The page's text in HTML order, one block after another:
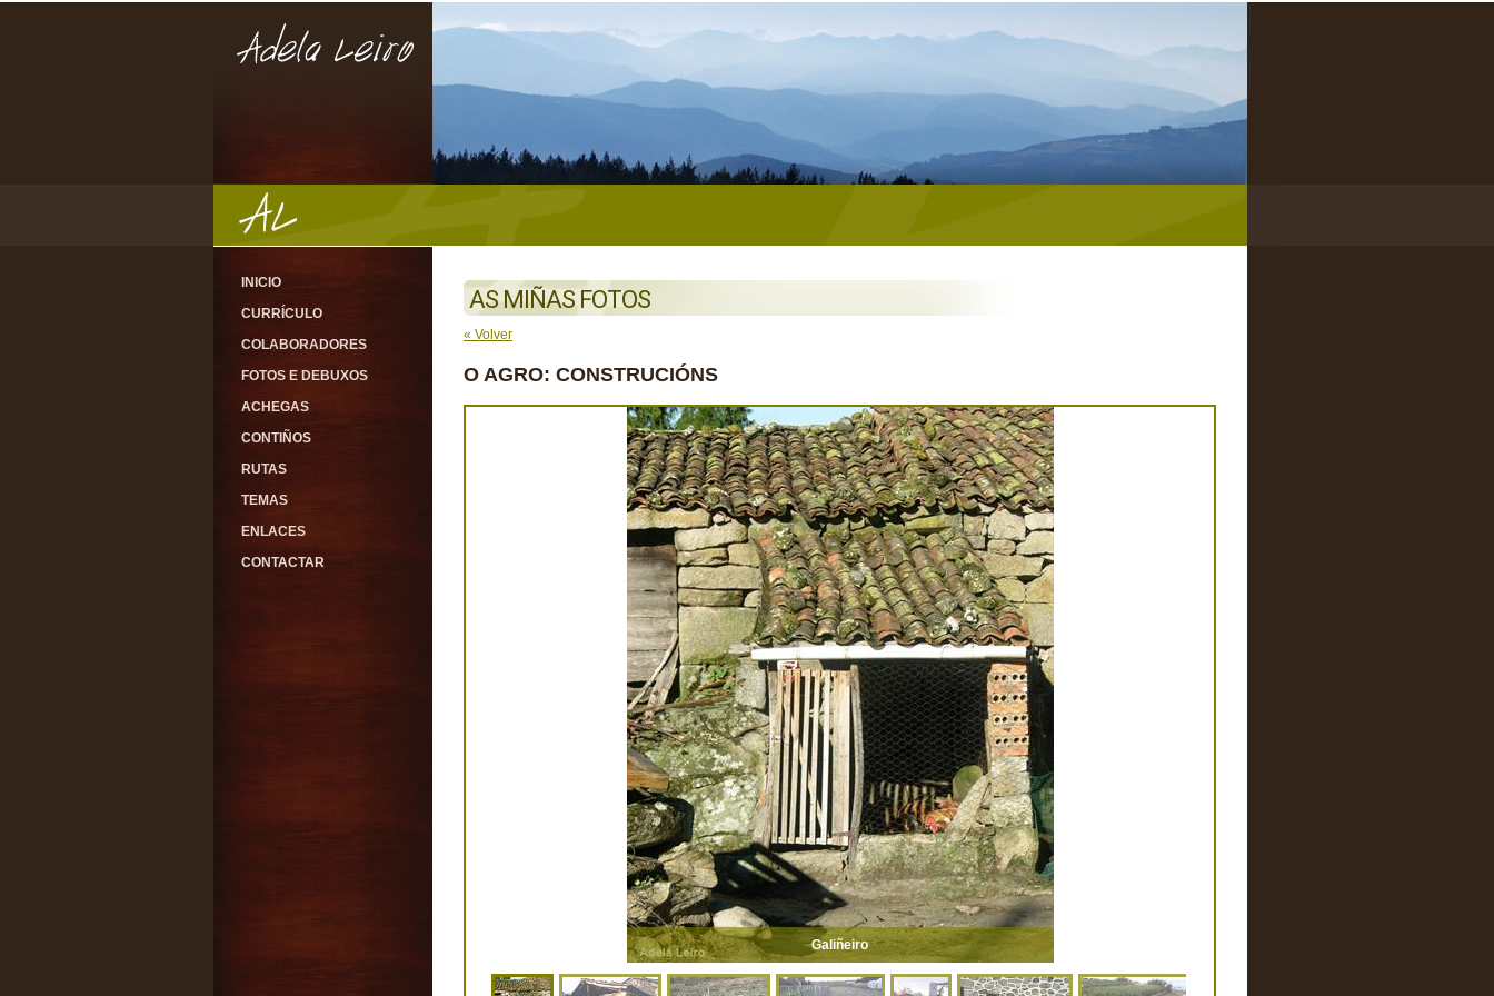
INICIO
CURRÍCULO
COLABORADORES
FOTOS E DEBUXOS
ACHEGAS
CONTIÑOS
RUTAS
TEMAS
ENLACES
CONTACTAR
AS MIÑAS FOTOS
« Volver
O AGRO: CONSTRUCIÓNS
Galiñeiro